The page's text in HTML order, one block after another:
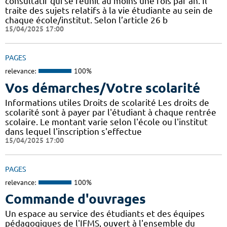
traite des sujets relatifs à la vie étudiante au sein de
chaque école/institut. Selon l’article 26 b
15/04/2025 17:00
PAGES
relevance: 100%
Vos démarches/Votre scolarité
Informations utiles Droits de scolarité Les droits de
scolarité sont à payer par l'étudiant à chaque rentrée
scolaire. Le montant varie selon l'école ou l'institut
dans lequel l'inscription s'effectue
15/04/2025 17:00
PAGES
relevance: 100%
Commande d'ouvrages
Un espace au service des étudiants et des équipes
pédagogiques de l'IFMS, ouvert à l'ensemble du